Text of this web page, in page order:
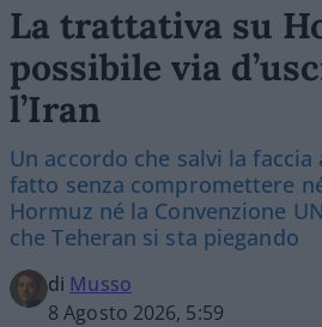
La trattativa su
possibile via
l’Iran
Un accordo che salvi la
fatto senza compromettere
Hormuz né la Convenzione
che Teheran si sta piegando
di Musso
8 Agosto 2026, 5:59